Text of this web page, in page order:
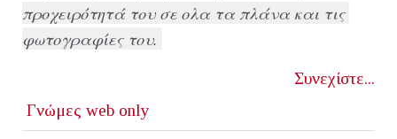
προχειρότητά του σε ολα τα πλάνα και τις
φωτογραφίες του.
Συνεχίστε...
Γνώμες web only